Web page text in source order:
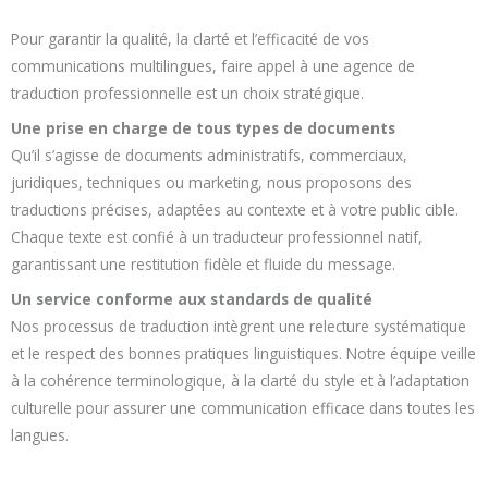
Pour garantir la qualité, la clarté et l’efficacité de vos
communications multilingues, faire appel à une agence de
traduction professionnelle est un choix stratégique.
Une prise en charge de tous types de documents
Qu’il s’agisse de documents administratifs, commerciaux,
juridiques, techniques ou marketing, nous proposons des
traductions précises, adaptées au contexte et à votre public cible.
Chaque texte est confié à un traducteur professionnel natif,
garantissant une restitution fidèle et fluide du message.
Un service conforme aux standards de qualité
Nos processus de traduction intègrent une relecture systématique
et le respect des bonnes pratiques linguistiques. Notre équipe veille
à la cohérence terminologique, à la clarté du style et à l’adaptation
culturelle pour assurer une communication efficace dans toutes les
langues.